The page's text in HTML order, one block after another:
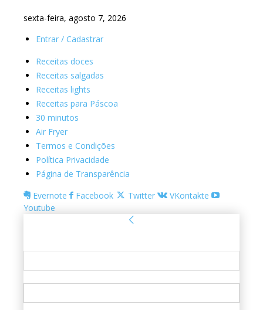
sexta-feira, agosto 7, 2026
Entrar / Cadastrar
Receitas doces
Receitas salgadas
Receitas lights
Receitas para Páscoa
30 minutos
Air Fryer
Termos e Condições
Política Privacidade
Página de Transparência
Evernote
Facebook Twitter
VKontakte
Youtube